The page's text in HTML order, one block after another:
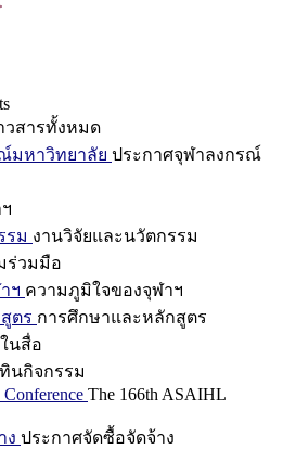
วสารทั้งหมด
มหาวิทยาลัย ประกาศจุฬาลงกรณ์
รม งานวิจัยและนวัตกรรม
ร่วมมือ
ฯ ความภูมิใจของจุฬาฯ
ตร การศึกษาและหลักสูตร
นสื่อ
นกิจกรรม
The 166th ASAIHL
ง ประกาศจัดซื้อจัดจ้าง